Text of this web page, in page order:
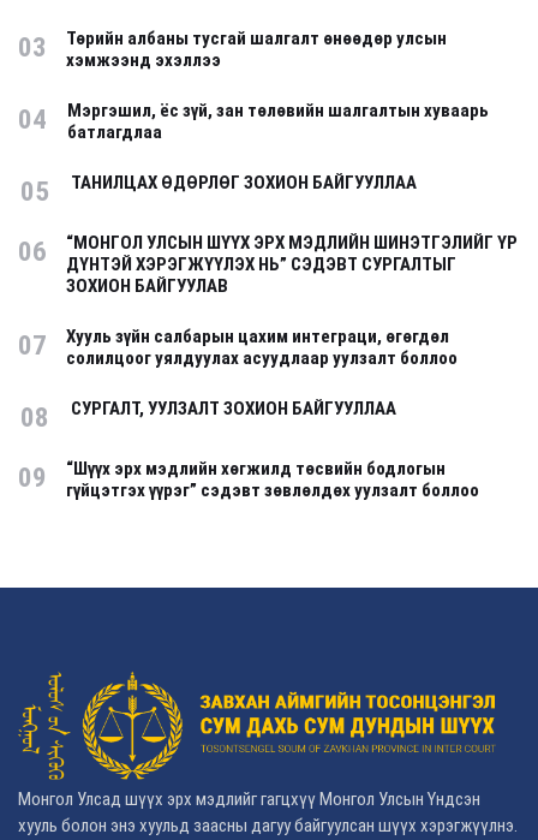
03
Төрийн албаны тусгай шалгалт өнөөдөр улсын
хэмжээнд эхэллээ
04
Мэргэшил, ёс зүй, зан төлөвийн шалгалтын хуваарь
батлагдлаа
05 ТАНИЛЦАХ ӨДӨРЛӨГ ЗОХИОН БАЙГУУЛЛАА
06
“МОНГОЛ УЛСЫН ШҮҮХ ЭРХ МЭДЛИЙН ШИНЭТГЭЛИЙГ ҮР
ДҮНТЭЙ ХЭРЭГЖҮҮЛЭХ НЬ” СЭДЭВТ СУРГАЛТЫГ
ЗОХИОН БАЙГУУЛАВ
07
Хууль зүйн салбарын цахим интеграци, өгөгдөл
солилцоог уялдуулах асуудлаар уулзалт боллоо
08 СУРГАЛТ, УУЛЗАЛТ ЗОХИОН БАЙГУУЛЛАА
09
“Шүүх эрх мэдлийн хөгжилд төсвийн бодлогын
гүйцэтгэх үүрэг” сэдэвт зөвлөлдөх уулзалт боллоо
Монгол Улсад шүүх эрх мэдлийг гагцхүү Монгол Улсын Үндсэн
хууль болон энэ хуульд заасны дагуу байгуулсан шүүх хэрэгжүүлнэ.